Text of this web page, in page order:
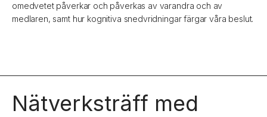
omedvetet påverkar och påverkas av varandra och av
medlaren, samt hur kognitiva snedvridningar färgar våra beslut.
Nätverksträff med